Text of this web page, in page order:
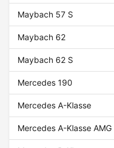
Maybach 57 S
Maybach 62
Maybach 62 S
Mercedes 190
Mercedes A-Klasse
Mercedes A-Klasse AMG